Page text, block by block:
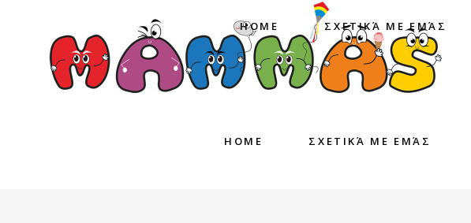
HOME ΣΧΕΤΙΚΆ ΜΕ ΕΜΆΣ
HOME ΣΧΕΤΙΚΆ ΜΕ ΕΜΆΣ